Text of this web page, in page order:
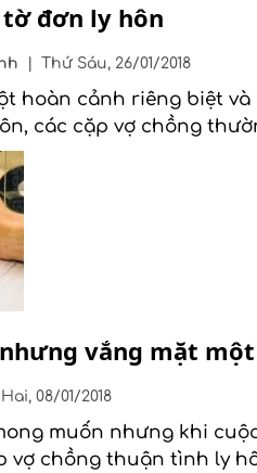
đơn ly hôn
Thứ Sáu, 26/01/2018
hoàn cảnh riêng biệt
các cặp vợ chồng
vắng mặt
08/01/2018
muốn nhưng khi
vợ chồng thuận tình ly